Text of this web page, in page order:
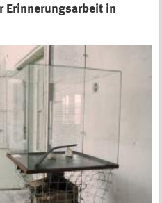
Erinnerungsarbeit in